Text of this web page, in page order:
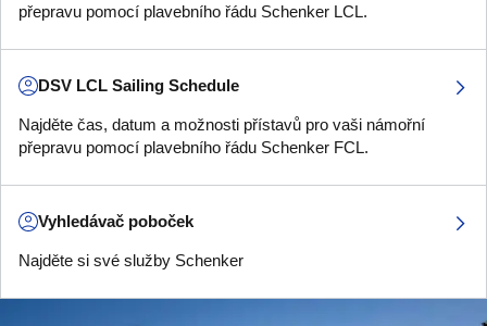
přepravu pomocí plavebního řádu Schenker LCL.
DSV LCL Sailing Schedule
Najděte čas, datum a možnosti přístavů pro vaši námořní
přepravu pomocí plavebního řádu Schenker FCL.
Vyhledávač poboček
Najděte si své služby Schenker